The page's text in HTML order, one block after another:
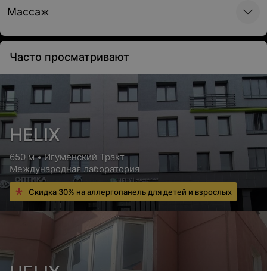
Массаж
Часто просматривают
HELIX
650 м • Игуменский Тракт
Международная лаборатория
Скидка 30% на аллергопанель для детей и взрослых